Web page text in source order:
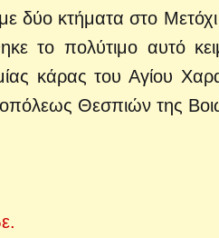
δύο κτήματα στο
το πολύτιμο αυτό
κάρας του Αγίου
Θεσπιών της